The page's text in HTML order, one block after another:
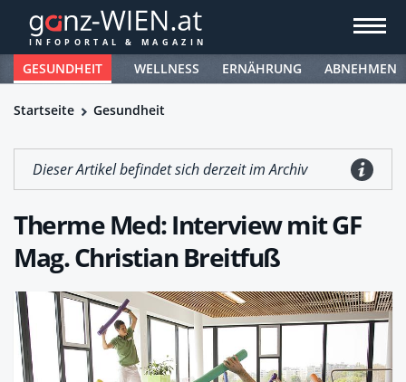
GESUNDHEIT WELLNESS ERNÄHRUNG ABNEHMEN
Startseite Gesundheit
Dieser Artikel befindet sich derzeit im Archiv
Therme Med: Interview mit GF
Mag. Christian Breitfuß